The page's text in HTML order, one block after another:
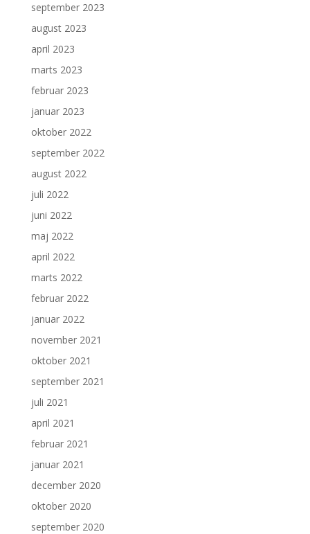
september 2023
august 2023
april 2023
marts 2023
februar 2023
januar 2023
oktober 2022
september 2022
august 2022
juli 2022
juni 2022
maj 2022
april 2022
marts 2022
februar 2022
januar 2022
november 2021
oktober 2021
september 2021
juli 2021
april 2021
februar 2021
januar 2021
december 2020
oktober 2020
september 2020